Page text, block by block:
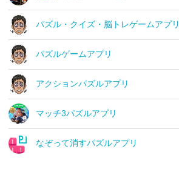
パズル・クイズ・脳トレゲームアプリ
パズルゲームアプリ
アクションパズルアプリ
マッチ3パズルアプリ
なぞって消すパズルアプリ